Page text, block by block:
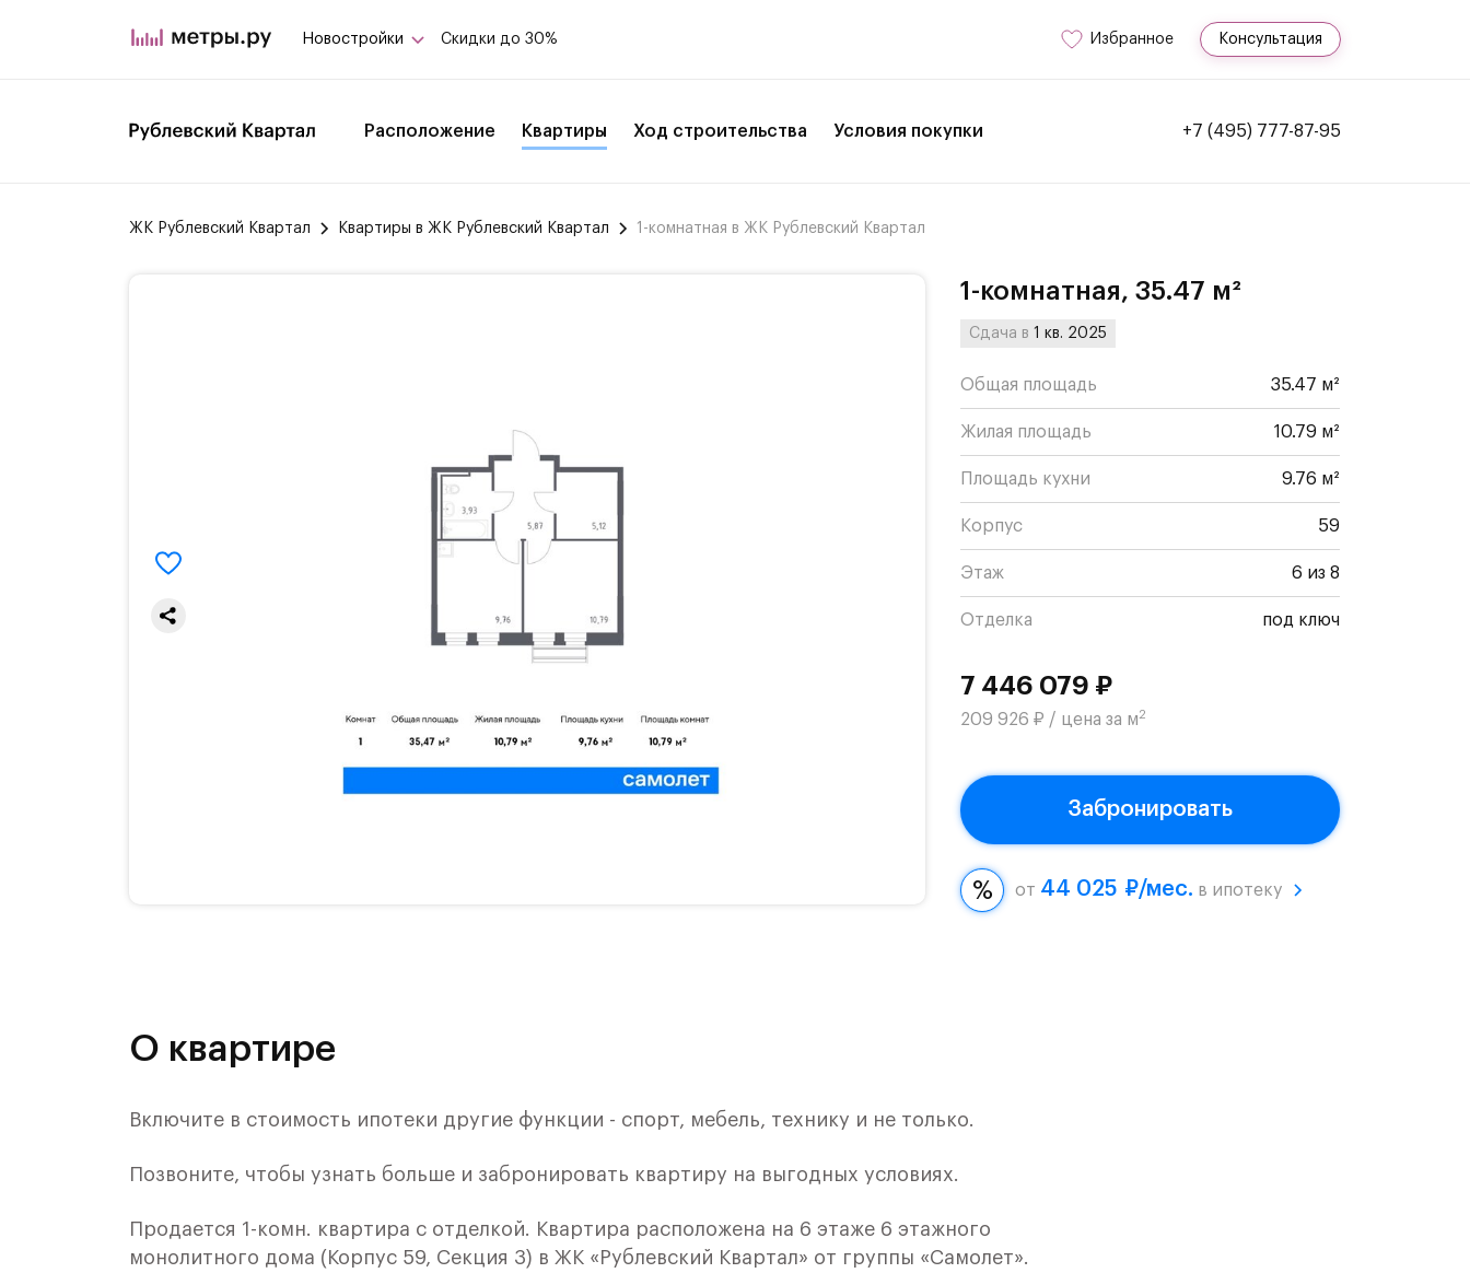
Новостройки Скидки до 30% Избранное Консультация
Расположение Квартиры Ход строительства Условия покупки +7 (495) 777-87-95
ЖК Рублевский Квартал Квартиры в ЖК Рублевский Квартал 1-комнатная в ЖК Рублевский Квартал
1-комнатная, 35.47 м²
Сдача в1 кв. 2025
Общая площадь 35.47 м²
Жилая площадь 10.79 м²
Площадь кухни 9.76 м²
Корпус 59
Этаж 6 из 8
Отделка под ключ
7 446 079 ₽
209 926 ₽ / цена за м2
Забронировать
от 44 025 ₽/мес. в ипотеку
О квартире
Включите в стоимость ипотеки другие функции - спорт, мебель, технику и не только.
Позвоните, чтобы узнать больше и забронировать квартиру на выгодных условиях.
Продается 1-комн. квартира с отделкой. Квартира расположена на 6 этаже 6 этажного
монолитного дома (Корпус 59, Секция 3) в ЖК «Рублевский Квартал» от группы «Самолет».